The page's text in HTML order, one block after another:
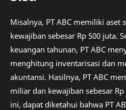
Misalnya, PT ABC memiliki aset
kewajiban sebesar Rp 500 juta.
keuangan tahunan, PT ABC
menghitung inventarisasi dan
akuntansi. Hasilnya, PT ABC
miliar dan kewajiban sebesar
ini, dapat diketahui bahwa PT